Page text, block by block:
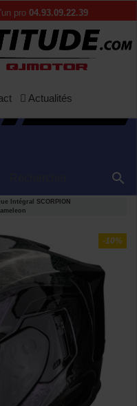
pro 04.93.09.22.39
Actualités

Intégral SCORPION
-10%